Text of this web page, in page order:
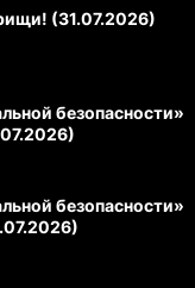
(31.07.2026)
безопасности»
безопасности»